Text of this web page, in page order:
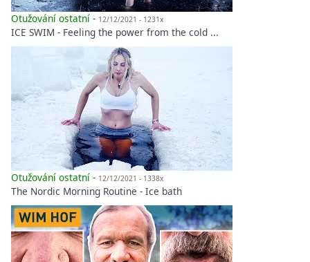
Otužování ostatní - 12/12/2021 - 1231x
ICE SWIM - Feeling the power from the cold ...
Otužování ostatní - 12/12/2021 - 1338x
The Nordic Morning Routine - Ice bath